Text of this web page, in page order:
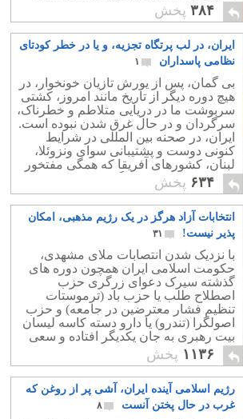
۳۸۴ پخش
ایران، در لب پرتگاه تجزیه، و یا در خطر کودتای
نظامی پاسداران
۱
بی گمان، پس از یورش تازیان خونخوار، در
هیچ دوره دیگر از تاریخ مانند امروز، کشتی
سربوشت ما در دریایی متلاطم و خطرناک،
سرگردان و در حال غرق شدن نبوده است.
ایران، در صحنه بین المللی در شرایط
کنونی دوست و پشتیبانی سوای ونزوئلا،
لبنان، کشورهای آفریقا که همگی مفتخور
و سودجویند دوست دیگری ندارد.
۶۳۴ پخش
انتخابات آزاد هرگز در یک رژیم مذهبی، امکان
پذیر نیست!
۳۱
با نزدیک شدن انتصابات ملای مشهدی،
حکومت اسلامی ایران همچون دوره های
گذشته سیرک دعوای زرگری حزب
اصطلاح طلب یا حزب باد (ترموستات
تنظیم فشار معترضین در جامعه) و حزب
اصولگرا (تندرو) یا دارو دسته کاسه لیسان
بیت رهبری به جان یکدیگر افتاده و سعی
در فریب مردم عامی دارند.
۱۱۳۶ پخش
رژیم اسلامی آینده ایران، آشی پر از روغن که
غرب در حال پختن آنست
۸